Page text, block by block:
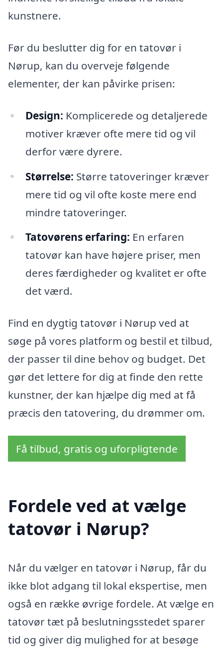
kunstnere.
Før du beslutter dig for en tatovør i
Nørup, kan du overveje følgende
elementer, der kan påvirke prisen:
Design: Komplicerede og detaljerede
motiver kræver ofte mere tid og vil
derfor være dyrere.
Størrelse: Større tatoveringer kræver
mere tid og vil ofte koste mere end
mindre tatoveringer.
Tatovørens erfaring: En erfaren
tatovør kan have højere priser, men
deres færdigheder og kvalitet er ofte
det værd.
Find en dygtig tatovør i Nørup ved at
søge på vores platform og bestil et tilbud,
der passer til dine behov og budget. Det
gør det lettere for dig at finde den rette
kunstner, der kan hjælpe dig med at få
præcis den tatovering, du drømmer om.
Få tilbud, gratis og uforpligtende
Fordele ved at vælge
tatovør i Nørup?
Når du vælger en tatovør i Nørup, får du
ikke blot adgang til lokal ekspertise, men
også en række øvrige fordele. At vælge en
tatovør tæt på beslutningsstedet sparer
tid og giver dig mulighed for at besøge